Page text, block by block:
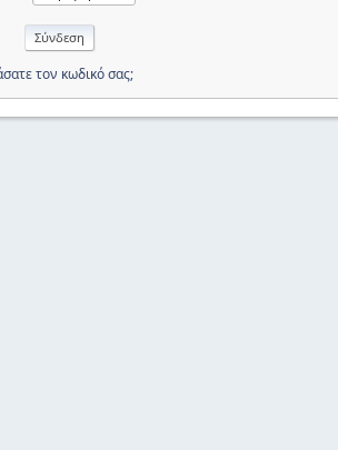
τον κωδικό σας;